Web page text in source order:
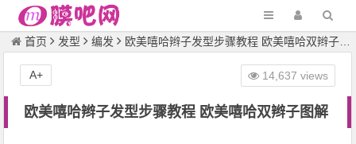
首页 发型 编发 欧美嘻哈辫子发型步骤教程 欧美嘻哈双辫子图解
欧美嘻哈辫子发型步骤教程 欧美嘻哈双辫子图解
14,637 views
A+